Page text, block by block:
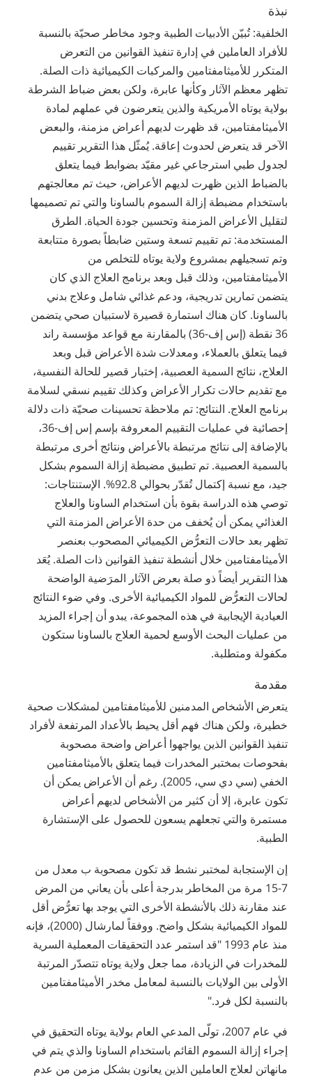
نبذة
الخلفية: تُبيّن الأدبيات الطبية وجود مخاطر صحيّة بالنسبة
للأفراد العاملين في إدارة تنفيذ القوانين من التعرض
المتكرر للأميثامفتامين والمركبات الكيميائية ذات الصلة.
تظهر معظم الآثار وكأنها عابرة، ولكن بعض ضباط الشرطة
بولاية يوتاه الأمريكية والذين يتعرضون في عملهم لمادة
الأميثامفتامين، قد ظهرت لديهم أعراض مزمنة، والبعض
الآخر قد يتعرض لحدوث إعاقة. يُمثّل هذا التقرير تقييم
لجدول طبي استرجاعي غير مقيّد بضوابط فيما يتعلق
بالضباط الذين ظهرت لديهم الأعراض، حيث تم معالجتهم
باستخدام مضبطة إزالة السموم بالساونا والتي تم تصميمها
لتقليل الأعراض المزمنة وتحسين جودة الحياة. الطرق
المستخدمة: تم تقييم تسعة وستين ضابطاً بصورة متتابعة
وتم تسجيلهم بمشروع ولاية يوتاه للتخلص من
الأميثامفتامين، وذلك قبل وبعد برنامج العلاج الذي كان
يتضمن تمارين تدريجية، ودعم غذائي شامل وعلاج بدني
بالساونا. كان هناك استمارة قصيرة لاستبيان صحي يتضمن
36 نقطة (إس إف-36) بالمقارنة مع قواعد مؤسسة راند
فيما يتعلق بالعملاء، ومعدلات شدة الأعراض قبل وبعد
العلاج، نتائج السمية العصبية، إختبار قصير للحالة النفسية،
مع تقديم حالات تكرار الأعراض وكذلك تقييم نسقي لسلامة
برنامج العلاج. النتائج: تم ملاحظة تحسينات صحيّة ذات دلالة
إحصائية في عمليات التقييم المعروفة بإسم إس إف-36،
بالإضافة إلى نتائج مرتبطة بالأعراض ونتائج أخرى مرتبطة
بالسمية العصبية. تم تطبيق مضبطة إزالة السموم بشكل
جيد، مع نسبة إكتمال تُقدّر بحوالي 92.8%. الإستنتاجات:
توصي هذه الدراسة بقوة بأن استخدام الساونا والعلاج
الغذائي يمكن أن يُخفف من حدة الأعراض المزمنة التي
تظهر بعد حالات التعرُّض الكيميائي المصحوب بعنصر
الأميثامفتامين خلال أنشطة تنفيذ القوانين ذات الصلة. يُعَد
هذا التقرير أيضاً ذو صلة بعرض الآثار المرَضية الواضحة
لحالات التعرُّض للمواد الكيميائية الأخرى. وفي ضوء النتائج
العيادية الإيجابية في هذه المجموعة، يبدو أن إجراء المزيد
من عمليات البحث الأوسع لحمية العلاج بالساونا ستكون
مكفولة ومتطلبة.
مقدمة
يتعرض الأشخاص المدمنين للأميثامفتامين لمشكلات صحية
خطيرة، ولكن هناك فهم أقل يحيط بالأعداد المرتفعة لأفراد
تنفيذ القوانين الذين يواجهوا أعراض واضحة مصحوبة
بفحوصات بمختبر المخدرات فيما يتعلق بالأميثامفتامين
الخفي (سي دي سي، 2005). رغم أن الأعراض يمكن أن
تكون عابرة، إلا أن كثير من الأشخاص لديهم أعراض
مستمرة والتي تجعلهم يسعون للحصول على الإستشارة
الطبية.
إن الإستجابة لمختبر نشط قد تكون مصحوبة ب معدل من
7-15 مرة من المخاطر بدرجة أعلى بأن يعاني من المرض
عند مقارنة ذلك بالأنشطة الأخرى التي يوجد بها تعرُّض أقل
للمواد الكيميائية بشكل واضح. ووفقاً لمارشال (2000)، فإنه
منذ عام 1993 "قد استمر عدد التحقيقات المعملية السرية
للمخدرات في الزيادة، مما جعل ولاية يوتاه تتصدّر المرتبة
الأولى بين الولايات بالنسبة لمعامل مخدر الأميثامفتامين
بالنسبة لكل فرد."
في عام 2007، تولّى المدعي العام بولاية يوتاه التحقيق في
إجراء إزالة السموم القائم باستخدام الساونا والذي يتم في
مانهاتن لعلاج العاملين الذين يعانون بشكل مزمن من عدم